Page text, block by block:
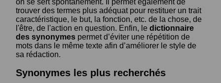
on se sert spontanément. Il permet également de
trouver des termes plus adéquat pour restituer un trait
caractéristique, le but, la fonction, etc. de la chose, de
l'être, de l'action en question. Enfin, le dictionnaire
des synonymes permet d’éviter une répétition de
mots dans le même texte afin d’améliorer le style de
sa rédaction.
Synonymes les plus recherchés